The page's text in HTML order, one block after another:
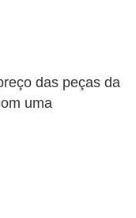
das peças da
uma